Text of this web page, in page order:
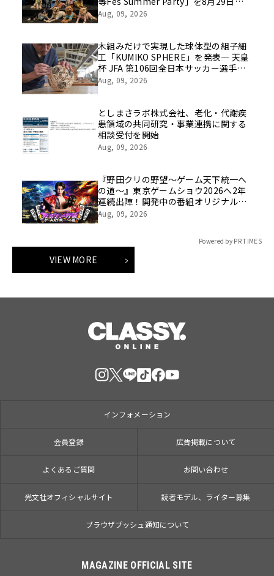
催
Aug, 09, 2026
木組みだけで実現した球体型の組子細
工「KUMIKO SPHERE」を発表― 天皇
杯 JFA 第106回全日本サッカー選手権
大会の公式ビジュアルにも採用 ―
Aug, 09, 2026
としまさラボ株式会社、老化・代謝疾
患領域の共同研究・事業連携に関する
相談受付を開始
Aug, 09, 2026
『野田クリの野望～ゲーム天下統一へ
の道～』東京ゲームショウ2026へ2年
連続出陣！開発中の番組オリジナルゲ
ームを世界最速体験！失敗したら即
Aug, 09, 2026
Powered by PR TIMES
VIEW MORE
インフォメーション
会員登録 広告掲載について
よくあるご質問 お問い合わせ
光文社オフィシャルサイト 読者モデル、ライター募集
ブラウザプッシュ通知について
MAGAZINE OFFICIAL SITE